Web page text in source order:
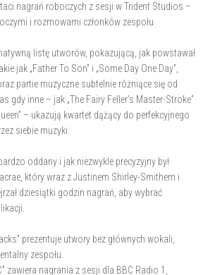
nagrań roboczych z sesji w Trident Studios –
i rozmowami członków zespołu.
listę utworów, pokazującą, jak powstawał
jak „Father To Son” i „Some Day One Day”,
partie muzyczne subtelnie różniące się od
gdy inne – jak „The Fairy Feller’s Master-Stroke”
– ukazują kwartet dążący do perfekcyjnego
siebie muzyki.
oddany i jak niezwykle precyzyjny był
który wraz z Justinem Shirley-Smithem i
dziesiątki godzin nagrań, aby wybrać
prezentuje utwory bez głównych wokali,
zespołu.
zawiera nagrania z sesji dla BBC Radio 1,